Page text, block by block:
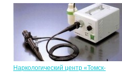
Наркологический центр «Томск-